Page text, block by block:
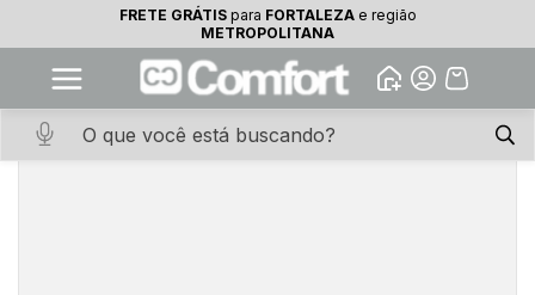
10% OFF na primeira compra
Baixe o app. Cupom BEMVINDO10
(100+)
Abrir
FRETE GRÁTISpara FORTALEZAe região
METROPOLITANA
Início · CALCADOS · RASTEIRA · Rasteira Brilhosa Champagne